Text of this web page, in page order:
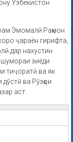
Узбекистон
Эмомалӣ Раҳмон
ҷараён гирифта,
дар нахустин
зиёди
тиҷоратӣ ва як
ва Рӯзҳои
аст.